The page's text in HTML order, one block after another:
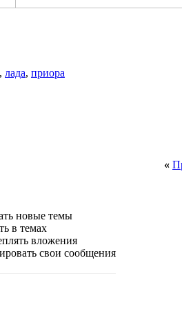
, лада, приора
«
новые темы
в темах
вложения
свои сообщения